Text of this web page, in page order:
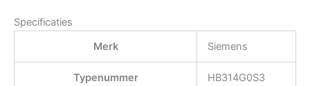
Specificaties
Merk
Siemens
Typenummer HB314G0S3